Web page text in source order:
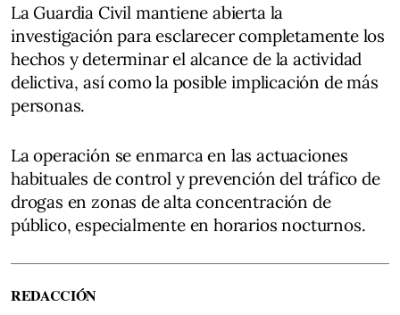
La Guardia Civil mantiene abierta la
investigación para esclarecer completamente los
hechos y determinar el alcance de la actividad
delictiva, así como la posible implicación de más
personas.
La operación se enmarca en las actuaciones
habituales de control y prevención del tráfico de
drogas en zonas de alta concentración de
público, especialmente en horarios nocturnos.
REDACCIÓN